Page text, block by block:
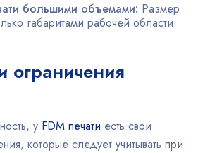
большими объемами: Размер
габаритами рабочей области
ограничения
у FDM печати есть свои
которые следует учитывать при